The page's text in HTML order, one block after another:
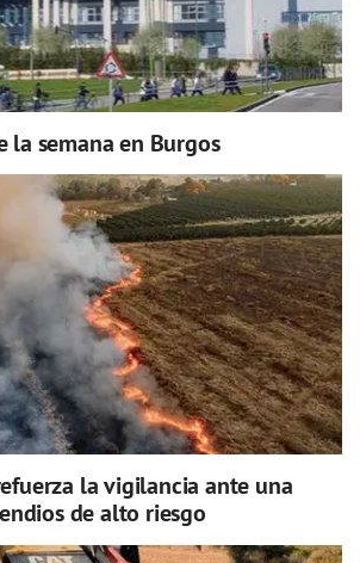
la semana en Burgos
la vigilancia ante una
de alto riesgo